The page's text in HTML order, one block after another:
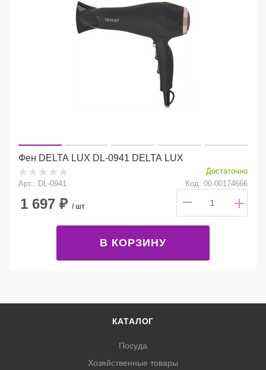
Фен DELTA LUX DL-0941 DELTA LUX
Достаточно
Арт.: DL-0941
Код: 00-00174666
1 697 ₽ / шт
В КОРЗИНУ
КАТАЛОГ
Посуда
Хозяйственные товары